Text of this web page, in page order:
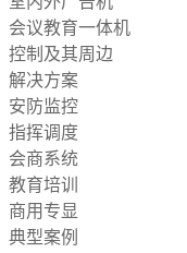
会议教育一体机
控制及其周边
解决方案
安防监控
指挥调度
会商系统
教育培训
商用专显
典型案例